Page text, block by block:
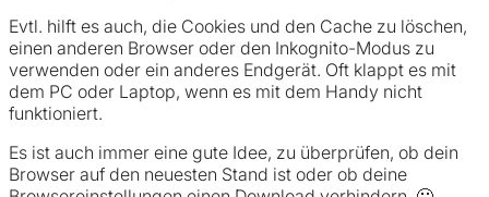
Evtl. hilft es auch, die Cookies und den Cache zu löschen,
einen anderen Browser oder den Inkognito-Modus zu
verwenden oder ein anderes Endgerät. Oft klappt es mit
dem PC oder Laptop, wenn es mit dem Handy nicht
funktioniert.
Es ist auch immer eine gute Idee, zu überprüfen, ob dein
Browser auf den neuesten Stand ist oder ob deine